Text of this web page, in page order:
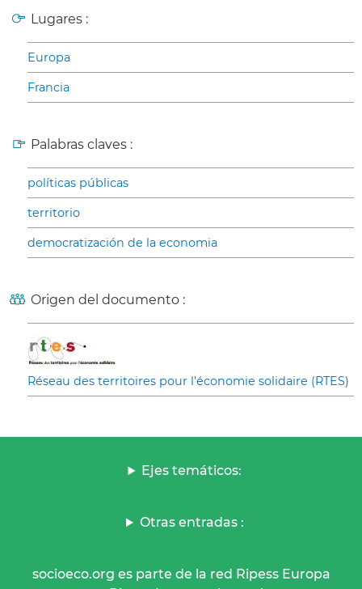
Lugares :
Europa
Francia
Palabras claves :
políticas públicas
territorio
democratización de la economia
Origen del documento :
Réseau des territoires pour l’économie solidaire (RTES)
Ejes temáticos:
Otras entradas :
socioeco.org es parte de la red Ripess Europa